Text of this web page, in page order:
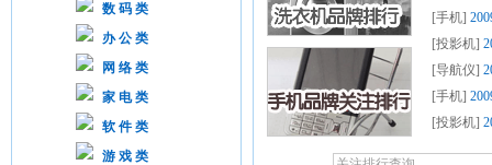
数 码 类
办 公 类
网 络 类
家 电 类
软 件 类
游 戏 类
[手机]
[投影机]
[导航仪]
[手机]
[投影机]